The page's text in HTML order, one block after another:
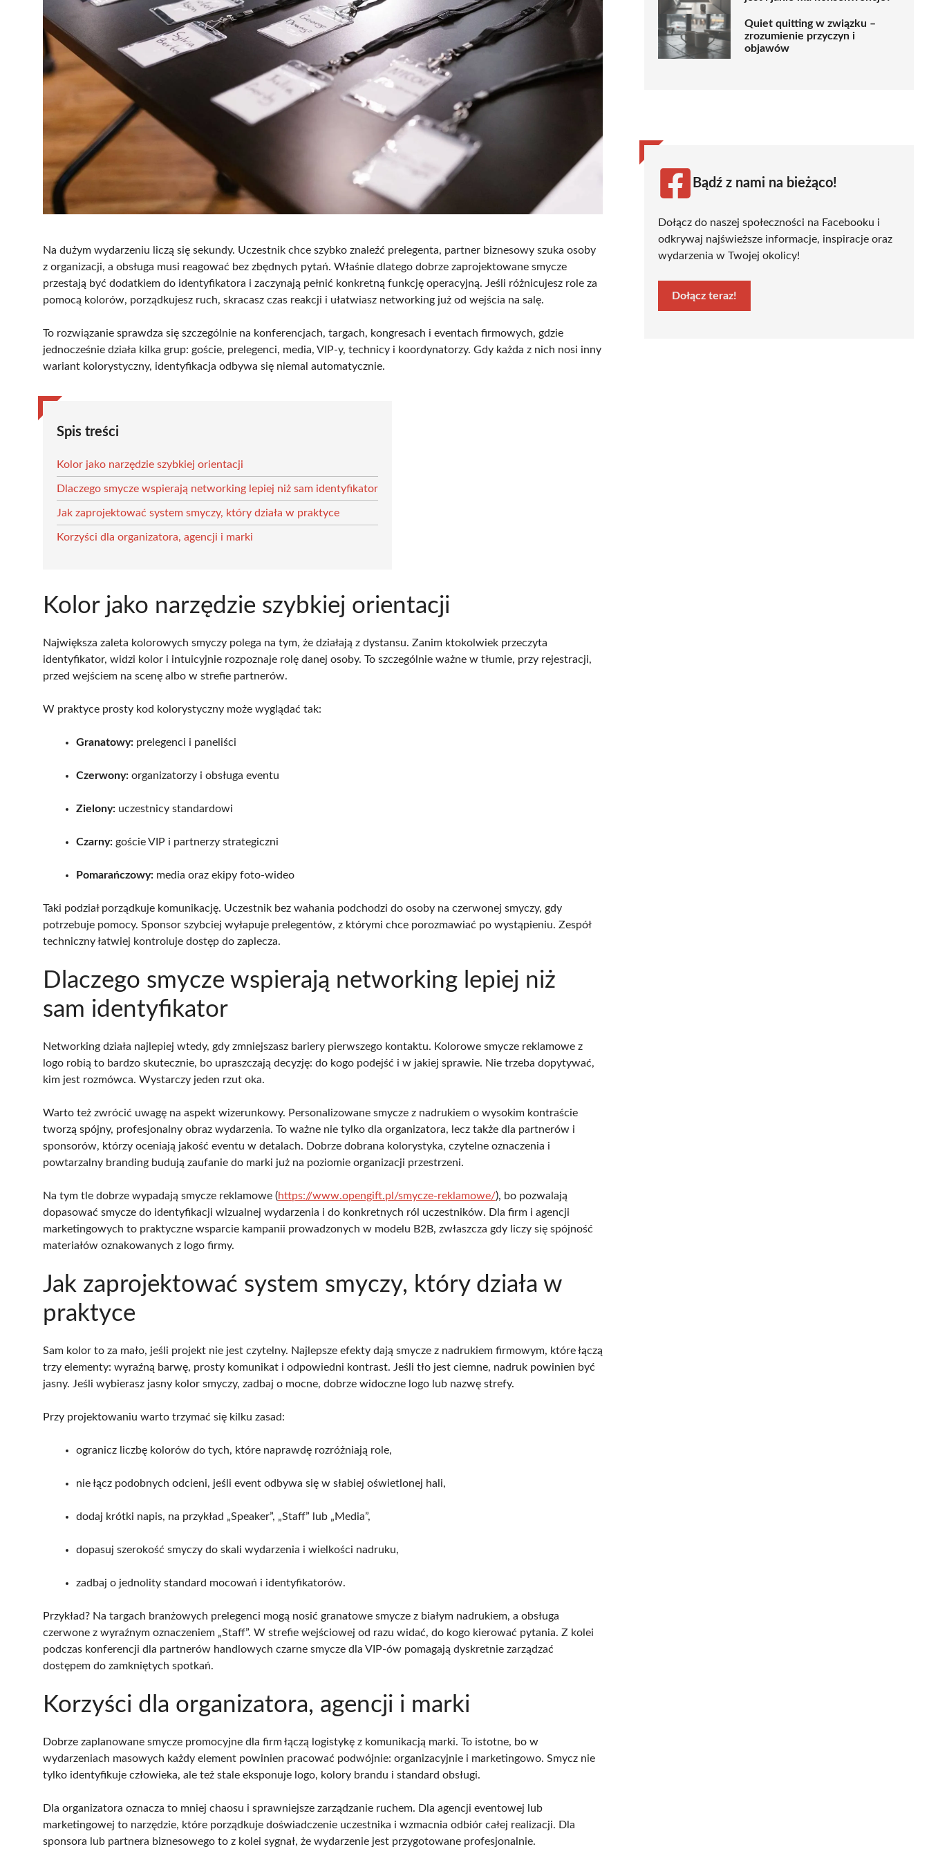
Na dużym wydarzeniu liczą się sekundy. Uczestnik chce szybko znaleźć prelegenta, partner biznesowy szuka osoby
z organizacji, a obsługa musi reagować bez zbędnych pytań. Właśnie dlatego dobrze zaprojektowane smycze
przestają być dodatkiem do identyfikatora i zaczynają pełnić konkretną funkcję operacyjną. Jeśli różnicujesz role za
pomocą kolorów, porządkujesz ruch, skracasz czas reakcji i ułatwiasz networking już od wejścia na salę.
To rozwiązanie sprawdza się szczególnie na konferencjach, targach, kongresach i eventach firmowych, gdzie
jednocześnie działa kilka grup: goście, prelegenci, media, VIP-y, technicy i koordynatorzy. Gdy każda z nich nosi inny
wariant kolorystyczny, identyfikacja odbywa się niemal automatycznie.
Spis treści
Kolor jako narzędzie szybkiej orientacji
Dlaczego smycze wspierają networking lepiej niż sam identyfikator
Jak zaprojektować system smyczy, który działa w praktyce
Korzyści dla organizatora, agencji i marki
Kolor jako narzędzie szybkiej orientacji
Największa zaleta kolorowych smyczy polega na tym, że działają z dystansu. Zanim ktokolwiek przeczyta
identyfikator, widzi kolor i intuicyjnie rozpoznaje rolę danej osoby. To szczególnie ważne w tłumie, przy rejestracji,
przed wejściem na scenę albo w strefie partnerów.
W praktyce prosty kod kolorystyczny może wyglądać tak:
Granatowy: prelegenci i paneliści
Czerwony: organizatorzy i obsługa eventu
Zielony: uczestnicy standardowi
Czarny: goście VIP i partnerzy strategiczni
Pomarańczowy: media oraz ekipy foto-wideo
Taki podział porządkuje komunikację. Uczestnik bez wahania podchodzi do osoby na czerwonej smyczy, gdy
potrzebuje pomocy. Sponsor szybciej wyłapuje prelegentów, z którymi chce porozmawiać po wystąpieniu. Zespół
techniczny łatwiej kontroluje dostęp do zaplecza.
Dlaczego smycze wspierają networking lepiej niż
sam identyfikator
Networking działa najlepiej wtedy, gdy zmniejszasz bariery pierwszego kontaktu. Kolorowe smycze reklamowe z
logo robią to bardzo skutecznie, bo upraszczają decyzję: do kogo podejść i w jakiej sprawie. Nie trzeba dopytywać,
kim jest rozmówca. Wystarczy jeden rzut oka.
Warto też zwrócić uwagę na aspekt wizerunkowy. Personalizowane smycze z nadrukiem o wysokim kontraście
tworzą spójny, profesjonalny obraz wydarzenia. To ważne nie tylko dla organizatora, lecz także dla partnerów i
sponsorów, którzy oceniają jakość eventu w detalach. Dobrze dobrana kolorystyka, czytelne oznaczenia i
powtarzalny branding budują zaufanie do marki już na poziomie organizacji przestrzeni.
Na tym tle dobrze wypadają smycze reklamowe (https://www.opengift.pl/smycze-reklamowe/), bo pozwalają
dopasować smycze do identyfikacji wizualnej wydarzenia i do konkretnych ról uczestników. Dla firm i agencji
marketingowych to praktyczne wsparcie kampanii prowadzonych w modelu B2B, zwłaszcza gdy liczy się spójność
materiałów oznakowanych z logo firmy.
Jak zaprojektować system smyczy, który działa w
praktyce
Sam kolor to za mało, jeśli projekt nie jest czytelny. Najlepsze efekty dają smycze z nadrukiem firmowym, które łączą
trzy elementy: wyraźną barwę, prosty komunikat i odpowiedni kontrast. Jeśli tło jest ciemne, nadruk powinien być
jasny. Jeśli wybierasz jasny kolor smyczy, zadbaj o mocne, dobrze widoczne logo lub nazwę strefy.
Przy projektowaniu warto trzymać się kilku zasad:
ogranicz liczbę kolorów do tych, które naprawdę rozróżniają role,
nie łącz podobnych odcieni, jeśli event odbywa się w słabiej oświetlonej hali,
dodaj krótki napis, na przykład „Speaker”, „Staff” lub „Media”,
dopasuj szerokość smyczy do skali wydarzenia i wielkości nadruku,
zadbaj o jednolity standard mocowań i identyfikatorów.
Przykład? Na targach branżowych prelegenci mogą nosić granatowe smycze z białym nadrukiem, a obsługa
czerwone z wyraźnym oznaczeniem „Staff”. W strefie wejściowej od razu widać, do kogo kierować pytania. Z kolei
podczas konferencji dla partnerów handlowych czarne smycze dla VIP-ów pomagają dyskretnie zarządzać
dostępem do zamkniętych spotkań.
Korzyści dla organizatora, agencji i marki
Dobrze zaplanowane smycze promocyjne dla firm łączą logistykę z komunikacją marki. To istotne, bo w
wydarzeniach masowych każdy element powinien pracować podwójnie: organizacyjnie i marketingowo. Smycz nie
tylko identyfikuje człowieka, ale też stale eksponuje logo, kolory brandu i standard obsługi.
Dla organizatora oznacza to mniej chaosu i sprawniejsze zarządzanie ruchem. Dla agencji eventowej lub
marketingowej to narzędzie, które porządkuje doświadczenie uczestnika i wzmacnia odbiór całej realizacji. Dla
sponsora lub partnera biznesowego to z kolei sygnał, że wydarzenie jest przygotowane profesjonalnie.
Quiet quitting w związku –
zrozumienie przyczyn i
objawów
Bądź z nami na bieżąco!
Dołącz do naszej społeczności na Facebooku i
odkrywaj najświeższe informacje, inspiracje oraz
wydarzenia w Twojej okolicy!
Dołącz teraz!